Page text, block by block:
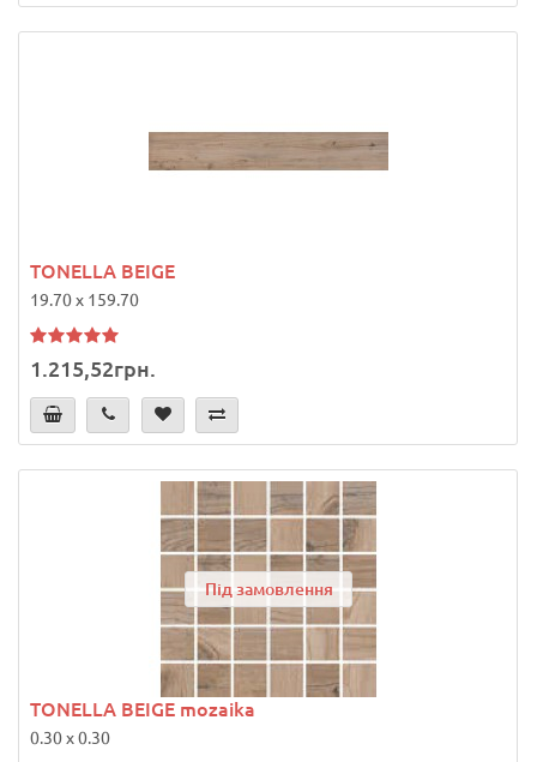
TONELLA BEIGE
19.70 x 159.70
1.215,52грн.
Під замовлення
TONELLA BEIGE mozaika
0.30 x 0.30